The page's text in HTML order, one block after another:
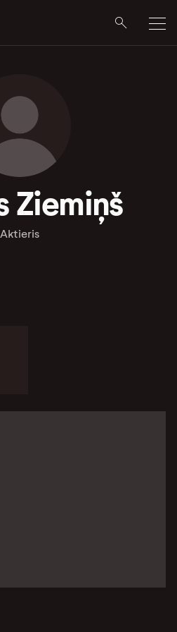
Ziemiņš
Aktieris